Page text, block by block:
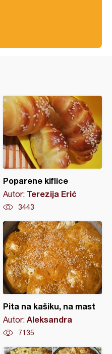
Poparene kiflice
Autor: Terezija Erić
3443
Pita na kašiku, na mast
Autor: Aleksandra
7135